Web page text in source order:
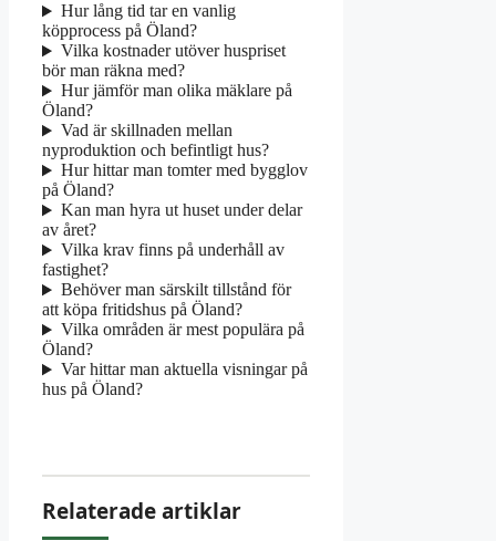
Hur lång tid tar en vanlig
köpprocess på Öland?
Vilka kostnader utöver huspriset
bör man räkna med?
Hur jämför man olika mäklare på
Öland?
Vad är skillnaden mellan
nyproduktion och befintligt hus?
Hur hittar man tomter med bygglov
på Öland?
Kan man hyra ut huset under delar
av året?
Vilka krav finns på underhåll av
fastighet?
Behöver man särskilt tillstånd för
att köpa fritidshus på Öland?
Vilka områden är mest populära på
Öland?
Var hittar man aktuella visningar på
hus på Öland?
Relaterade artiklar